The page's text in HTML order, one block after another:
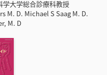
大学総合診療科教授
M. D. Michael S Saag M. D.
M. D